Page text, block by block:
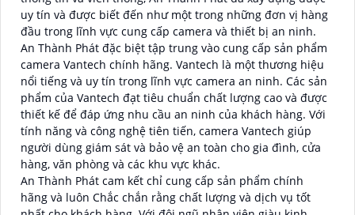
uy tín và được biết đến như một trong những đơn vị hàng
đầu trong lĩnh vực cung cấp camera và thiết bị an ninh.
An Thành Phát đặc biệt tập trung vào cung cấp sản phẩm
camera Vantech chính hãng. Vantech là một thương hiệu
nổi tiếng và uy tín trong lĩnh vực camera an ninh. Các sản
phẩm của Vantech đạt tiêu chuẩn chất lượng cao và được
thiết kế để đáp ứng nhu cầu an ninh của khách hàng. Với
tính năng và công nghệ tiên tiến, camera Vantech giúp
người dùng giám sát và bảo vệ an toàn cho gia đình, cửa
hàng, văn phòng và các khu vực khác.
An Thành Phát cam kết chỉ cung cấp sản phẩm chính
hãng và luôn Chắc chắn rằng chất lượng và dịch vụ tốt